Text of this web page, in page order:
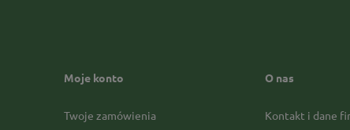
Moje konto
Twoje zamówienia
O nas
Kontakt i dane